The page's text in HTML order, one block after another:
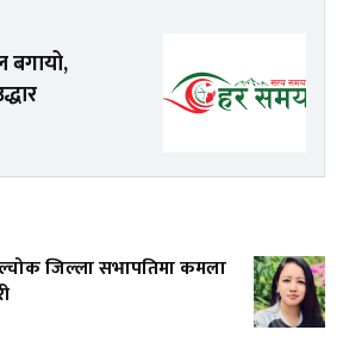
बगायो,
जिल्ला सभापतिमा कमला